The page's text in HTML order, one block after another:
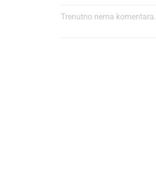
Trenutno nema komentara.